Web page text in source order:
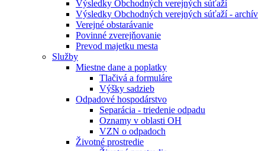
Výsledky Obchodných verejných súťaží
Výsledky Obchodných verejných súťaží - archív
Verejné obstarávanie
Povinné zverejňovanie
Prevod majetku mesta
Služby
Miestne dane a poplatky
Tlačivá a formuláre
Výšky sadzieb
Odpadové hospodárstvo
Separácia - triedenie odpadu
Oznamy v oblasti OH
VZN o odpadoch
Životné prostredie